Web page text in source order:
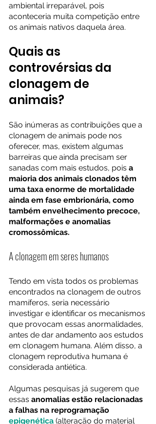
ambiental irreparável, pois
aconteceria muita competição entre
os animais nativos daquela área.
Quais as
controvérsias da
clonagem de
animais?
São inúmeras as contribuições que a
clonagem de animais pode nos
oferecer, mas, existem algumas
barreiras que ainda precisam ser
sanadas com mais estudos, pois a
maioria dos animais clonados têm
uma taxa enorme de mortalidade
ainda em fase embrionária, como
também envelhecimento precoce,
malformações e anomalias
cromossômicas.
A clonagem em seres humanos
Tendo em vista todos os problemas
encontrados na clonagem de outros
mamíferos, seria necessário
investigar e identificar os mecanismos
que provocam essas anormalidades,
antes de dar andamento aos estudos
em clonagem humana. Além disso, a
clonagem reprodutiva humana é
considerada antiética.
Algumas pesquisas já sugerem que
essas anomalias estão relacionadas
a falhas na reprogramação
epigenética (alteração do material